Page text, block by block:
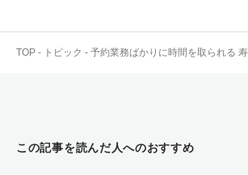
TOP - トピック - 予約業務ばかりに時間を取られる
この記事を読んだ人へのおすすめ